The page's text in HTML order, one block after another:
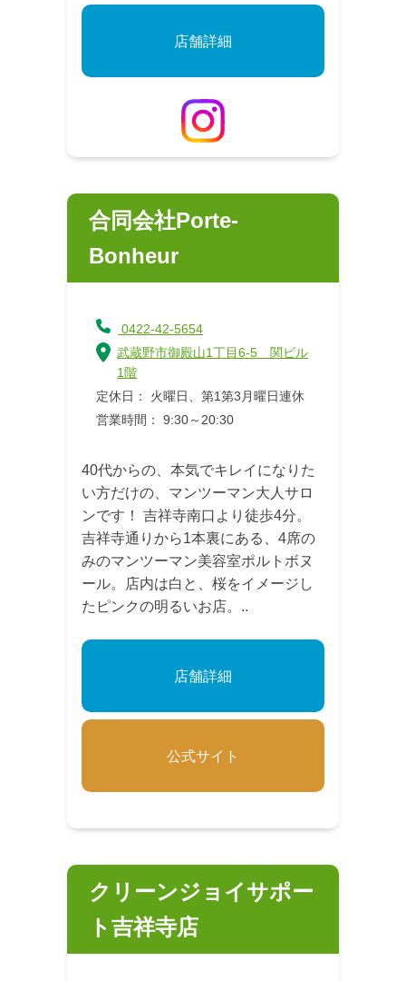
店舗詳細
合同会社Porte-
Bonheur
0422-42-5654
武蔵野市御殿山1丁目6-5 関ビル
1階
定休日： 火曜日、第1第3月曜日連休
営業時間： 9:30～20:30
40代からの、本気でキレイになりた
い方だけの、マンツーマン大人サロ
ンです！ 吉祥寺南口より徒歩4分。
吉祥寺通りから1本裏にある、4席の
みのマンツーマン美容室ポルトボヌ
ール。店内は白と、桜をイメージし
たピンクの明るいお店。..
店舗詳細
公式サイト
クリーンジョイサポー
ト吉祥寺店